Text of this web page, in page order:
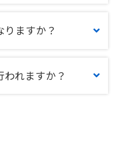
ますか？
れますか？